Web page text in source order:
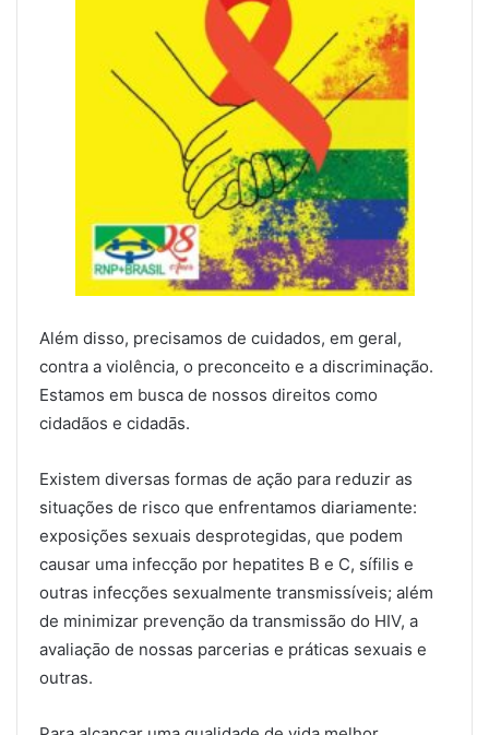
Além disso, precisamos de cuidados, em geral,
contra a violência, o preconceito e a discriminação.
Estamos em busca de nossos direitos como
cidadãos e cidadās.
Existem diversas formas de ação para reduzir as
situações de risco que enfrentamos diariamente:
exposições sexuais desprotegidas, que podem
causar uma infecção por hepatites B e C, sífilis e
outras infecções sexualmente transmissíveis; além
de minimizar prevenção da transmissão do HIV, a
avaliaçāo de nossas parcerias e práticas sexuais e
outras.